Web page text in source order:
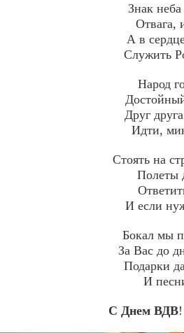
Знак
Отвага,
А в
Служить
Народ
Друг
Идти,
Стоять на
Полеты
И если
Бокал мы
За Вас до
Подарки
И
С Днем ВДВ!